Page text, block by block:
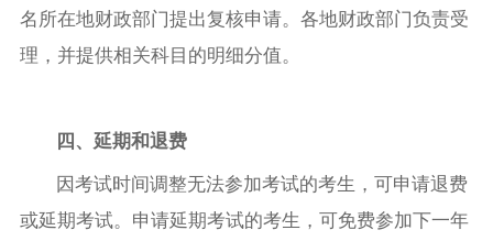
名所在地财政部门提出复核申请。各地财政部门负责受
理，并提供相关科目的明细分值。
四、延期和退费
因考试时间调整无法参加考试的考生，可申请退费
或延期考试。申请延期考试的考生，可免费参加下一年